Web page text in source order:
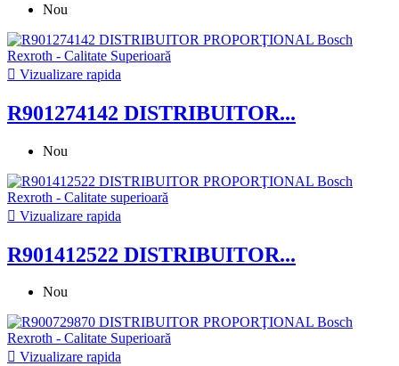
Nou
 Vizualizare rapida
R901274142 DISTRIBUITOR...
Nou
 Vizualizare rapida
R901412522 DISTRIBUITOR...
Nou
 Vizualizare rapida